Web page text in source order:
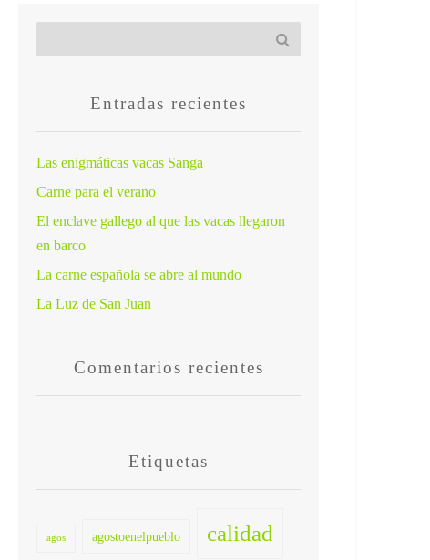
Entradas recientes
Las enigmáticas vacas Sanga
Carne para el verano
El enclave gallego al que las vacas llegaron
en barco
La carne española se abre al mundo
La Luz de San Juan
Comentarios recientes
Etiquetas
agos agostoenelpueblo calidad